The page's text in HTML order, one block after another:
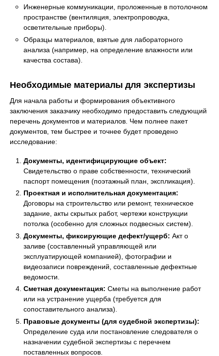
Инженерные коммуникации, проложенные в потолочном
пространстве (вентиляция, электропроводка,
осветительные приборы).
Образцы материалов, взятые для лабораторного
анализа (например, на определение влажности или
качества состава).
Необходимые материалы для экспертизы
Для начала работы и формирования объективного
заключения заказчику необходимо предоставить следующий
перечень документов и материалов. Чем полнее пакет
документов, тем быстрее и точнее будет проведено
исследование:
Документы, идентифицирующие объект:
Свидетельство о праве собственности, технический
паспорт помещения (поэтажный план, экспликация).
Проектная и исполнительная документация:
Договоры на строительство или ремонт, техническое
задание, акты скрытых работ, чертежи конструкции
потолка (особенно для сложных подвесных систем).
Документы, фиксирующие дефект/ущерб: Акт о
заливе (составленный управляющей или
эксплуатирующей компанией), фотографии и
видеозаписи повреждений, составленные дефектные
ведомости.
Сметная документация: Сметы на выполнение работ
или на устранение ущерба (требуется для
сопоставительного анализа).
Правовые документы (для судебной экспертизы):
Определение суда или постановление следователя о
назначении судебной экспертизы с перечнем
поставленных вопросов.